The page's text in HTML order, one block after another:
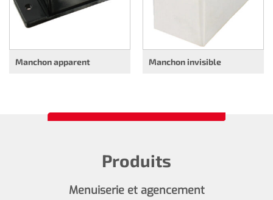
Manchon apparent Manchon invisible
Produits
Menuiserie et agencement